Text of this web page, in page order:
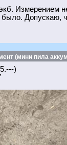
Измерением
было. Допускаю,
(мини пила
)